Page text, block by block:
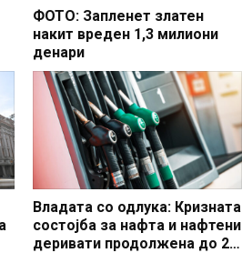
ФОТО: Запленет златен
накит вреден 1,3 милиони
денари
Владата со одлука: Кризната
состојба за нафта и нафтени
деривати продолжена до 20